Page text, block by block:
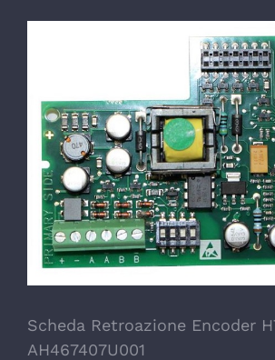
Scheda Retroazione Encoder
AH467407U001